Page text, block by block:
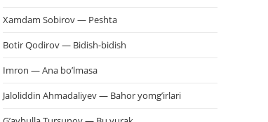
Xamdam Sobirov — Peshta
Botir Qodirov — Bidish-bidish
Imron — Ana bo’lmasa
Jaloliddin Ahmadaliyev — Bahor yomg’irlari